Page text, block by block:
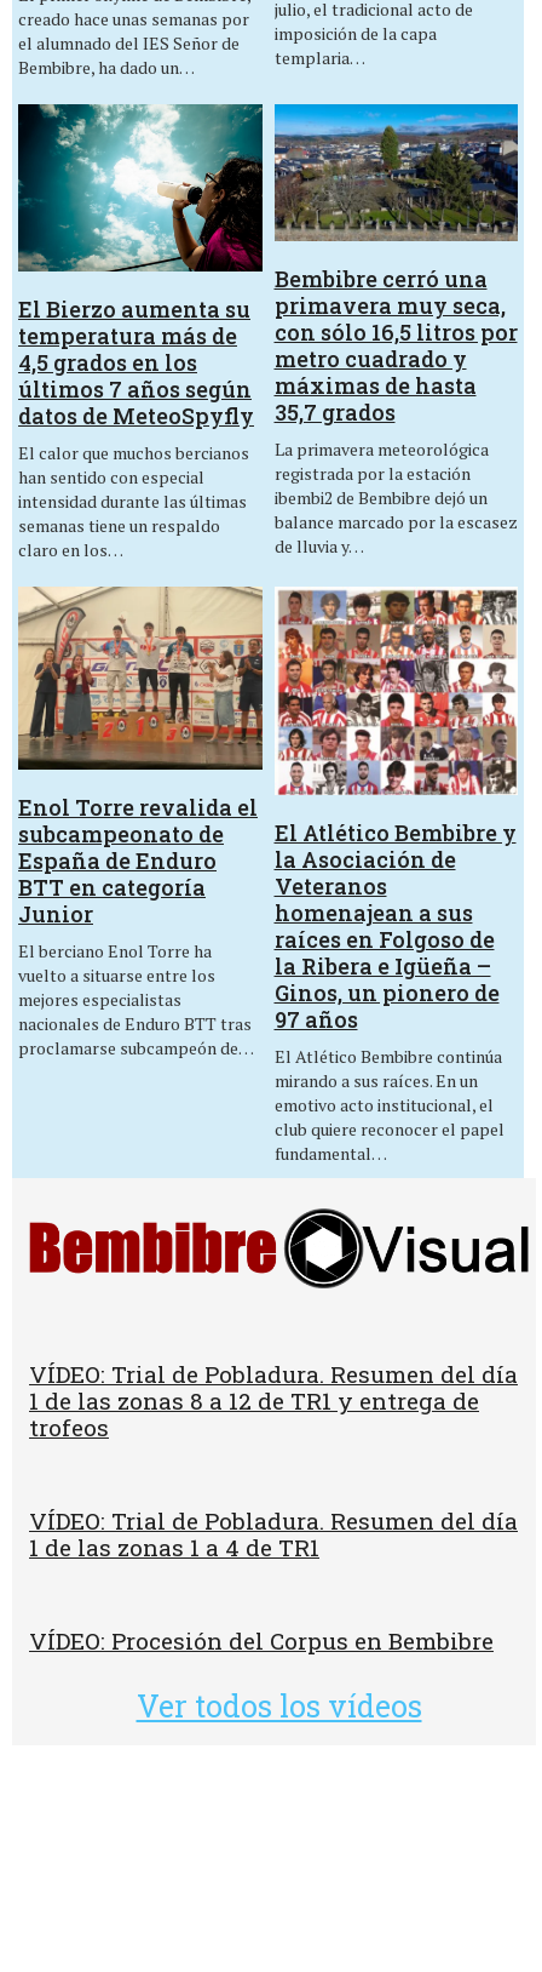
creado hace unas semanas por
el alumnado del IES Señor de
Bembibre, ha dado un…
julio, el tradicional acto de
imposición de la capa
templaria…
El Bierzo aumenta su
temperatura más de
4,5 grados en los
últimos 7 años según
datos de MeteoSpyfly
El calor que muchos bercianos
han sentido con especial
intensidad durante las últimas
semanas tiene un respaldo
claro en los…
Bembibre cerró una
primavera muy seca,
con sólo 16,5 litros por
metro cuadrado y
máximas de hasta
35,7 grados
La primavera meteorológica
registrada por la estación
ibembi2 de Bembibre dejó un
balance marcado por la escasez
de lluvia y…
Enol Torre revalida el
subcampeonato de
España de Enduro
BTT en categoría
Junior
El berciano Enol Torre ha
vuelto a situarse entre los
mejores especialistas
nacionales de Enduro BTT tras
proclamarse subcampeón de…
El Atlético Bembibre y
la Asociación de
Veteranos
homenajean a sus
raíces en Folgoso de
la Ribera e Igüeña –
Ginos, un pionero de
97 años
El Atlético Bembibre continúa
mirando a sus raíces. En un
emotivo acto institucional, el
club quiere reconocer el papel
fundamental…
VÍDEO: Trial de Pobladura. Resumen del día
1 de las zonas 8 a 12 de TR1 y entrega de
trofeos
VÍDEO: Trial de Pobladura. Resumen del día
1 de las zonas 1 a 4 de TR1
VÍDEO: Procesión del Corpus en Bembibre
Ver todos los vídeos